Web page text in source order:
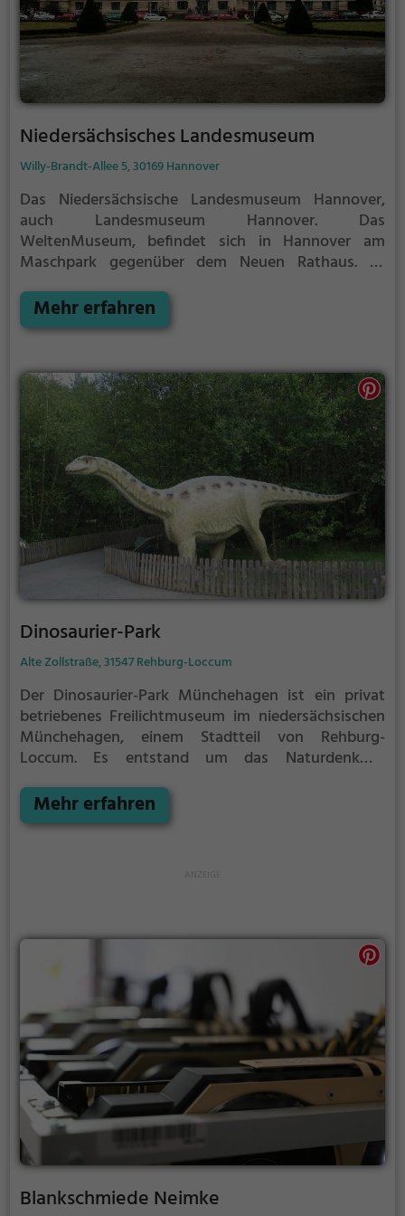
die Arbeit des Museums finanziell und ideell.
Niedersächsisches Landesmuseum
Willy-Brandt-Allee 5, 30169 Hannover
Das Niedersächsische Landesmuseum Hannover,
auch Landesmuseum Hannover. Das
WeltenMuseum, befindet sich in Hannover am
Maschpark gegenüber dem Neuen Rathaus. Es
präsentiert werden. Die „NaturWelten“ verbinden
lebendige Tiere mit Objekten und Präparaten aus der
anhand bedeutender Exponate aus Archäologie und
Ethnologie die Geschichte der Menschheit von der
Evolution bis in die Neuzeit. Die KunstWelten
(derzeit im Umbau) geben Einblick in die Gemälde-,
Graphik- und Skulpturensammlung mit
Kunstwerken vom Mittelalter bis zum frühen 20.
Jahrhundert, ergänzt durch herausragende Stücke
der Münzsammlung.
Mehr erfahren
Dinosaurier-Park
Alte Zollstraße, 31547 Rehburg-Loccum
Der Dinosaurier-Park Münchehagen ist ein privat
betriebenes Freilichtmuseum im niedersächsischen
Münchehagen, einem Stadtteil von Rehburg-
Loccum. Es entstand um das Naturdenkmal
sind vor allem lebensgroße Dinosaurier­modelle.
Mehr erfahren
Blankschmiede Neimke